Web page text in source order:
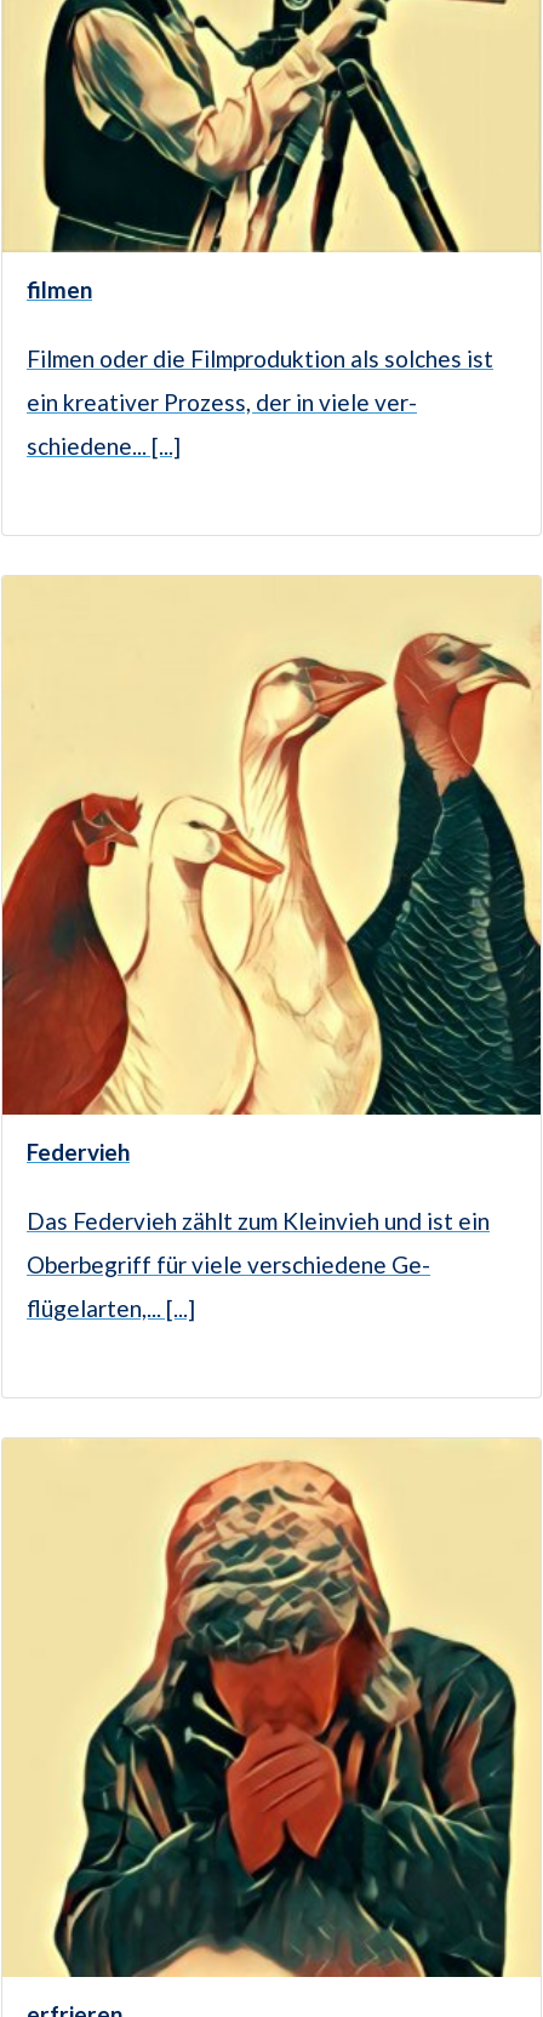
filmen
Filmen oder die Filmproduktion als solches ist
ein kreativer Prozess, der in viele ver­
schiedene... [...]
Federvieh
Das Federvieh zählt zum Kleinvieh und ist ein
Oberbegriff für viele verschiedene Ge­
flügelarten,... [...]